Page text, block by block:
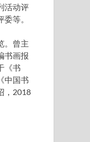
活动评
等。
。曾主
书画报
《书
中国书
，2018